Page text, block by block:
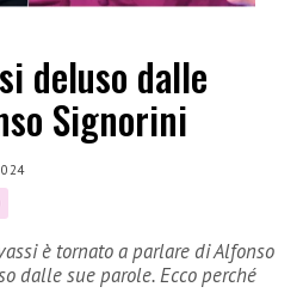
deluso dalle
Signorini
è tornato a parlare di Alfonso
dalle sue parole. Ecco perché